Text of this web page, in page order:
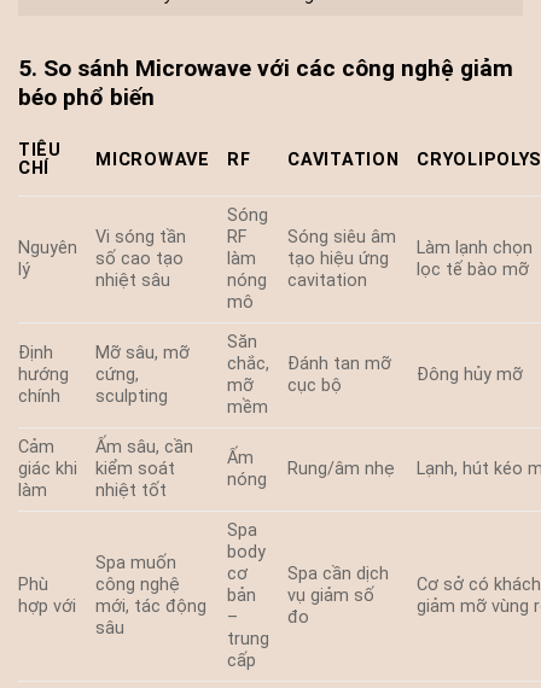
5. So sánh Microwave với các công nghệ giảm
béo phổ biến
TIÊU
CHÍ
MICROWAVE RF CAVITATION
Nguyên
lý
Vi sóng tần
số cao tạo
nhiệt sâu
Sóng
RF
làm
nóng
mô
Sóng siêu âm
tạo hiệu ứng
cavitation
Làm lạnh chọn
lọc tế bào mỡ
Định
hướng
chính
Mỡ sâu, mỡ
cứng,
sculpting
Săn
chắc,
mỡ
mềm
Đánh tan mỡ
cục bộ
Đông hủy mỡ
Cảm
giác khi
làm
Ấm sâu, cần
kiểm soát
nhiệt tốt
Ấm
nóng
Rung/âm nhẹ Lạnh, hút kéo
Phù
hợp với
Spa muốn
công nghệ
mới, tác động
sâu
Spa
body
cơ
bản
–
trung
cấp
Spa cần dịch
vụ giảm số
đo
Cơ sở có khách
giảm mỡ vùng